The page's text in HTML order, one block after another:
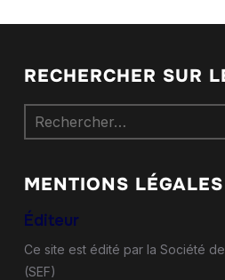
RECHERCHER SUR
Rechercher :
MENTIONS LÉGALES
Éditeur
Ce site est édité par la Société
(SEF)